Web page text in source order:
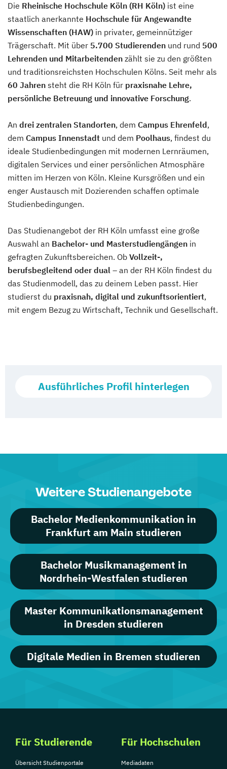
Die Rheinische Hochschule Köln (RH Köln) ist eine
staatlich anerkannte Hochschule für Angewandte
Wissenschaften (HAW) in privater, gemeinnütziger
Trägerschaft. Mit über 5.700 Studierenden und rund 500
Lehrenden und Mitarbeitenden zählt sie zu den größten
und traditionsreichsten Hochschulen Kölns. Seit mehr als
60 Jahren steht die RH Köln für praxisnahe Lehre,
persönliche Betreuung und innovative Forschung.
An drei zentralen Standorten, dem Campus Ehrenfeld,
dem Campus Innenstadt und dem Poolhaus, findest du
ideale Studienbedingungen mit modernen Lernräumen,
digitalen Services und einer persönlichen Atmosphäre
mitten im Herzen von Köln. Kleine Kursgrößen und ein
enger Austausch mit Dozierenden schaffen optimale
Studienbedingungen.
Das Studienangebot der RH Köln umfasst eine große
Auswahl an Bachelor- und Masterstudiengängen in
gefragten Zukunftsbereichen. Ob Vollzeit-,
berufsbegleitend oder dual – an der RH Köln findest du
das Studienmodell, das zu deinem Leben passt. Hier
studierst du praxisnah, digital und zukunftsorientiert,
mit engem Bezug zu Wirtschaft, Technik und Gesellschaft.
Ausführliches Profil hinterlegen
Weitere Studienangebote
Bachelor Medienkommunikation in
Frankfurt am Main studieren
Bachelor Musikmanagement in
Nordrhein-Westfalen studieren
Master Kommunikationsmanagement
in Dresden studieren
Digitale Medien in Bremen studieren
Für Studierende
Übersicht Studienportale
Für Hochschulen
Mediadaten